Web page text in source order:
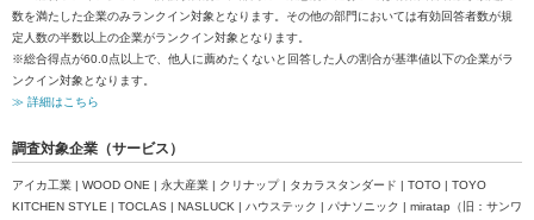
数を満たした企業のみランクイン対象となります。その他の部門においては有効回答者数が規
定人数の半数以上の企業がランクイン対象となります。
※総合得点が60.0点以上で、他人に薦めたくないと回答した人の割合が基準値以下の企業がラ
ンクイン対象となります。
≫ 詳細はこちら
調査対象企業（サービス）
アイカ工業 | WOOD ONE | 永大産業 | クリナップ | タカラスタンダード | TOTO | TOYO
KITCHEN STYLE | TOCLAS | NASLUCK | ハウステック | パナソニック | miratap（旧：サンワ